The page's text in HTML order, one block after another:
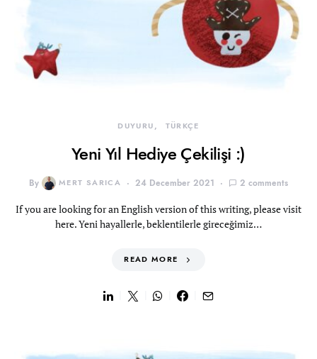
DUYURU TÜRKÇE
Yeni Yıl Hediye Çekilişi :)
By MERT SARICA 24 December 2021 2 comments
If you are looking for an English version of this writing, please visit
here. Yeni hayallerle, beklentilerle gireceğimiz…
READ MORE